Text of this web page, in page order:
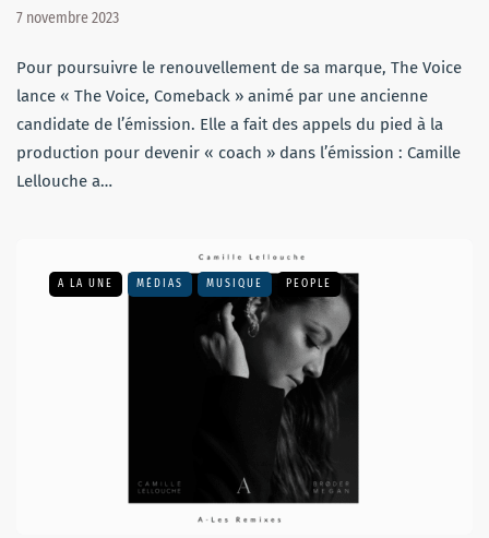
7 novembre 2023
Pour poursuivre le renouvellement de sa marque, The Voice
lance « The Voice, Comeback » animé par une ancienne
candidate de l’émission. Elle a fait des appels du pied à la
production pour devenir « coach » dans l’émission : Camille
Lellouche a…
A LA UNE MÉDIAS MUSIQUE PEOPLE